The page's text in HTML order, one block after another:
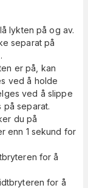
lykten på og av.
separat på
er på, kan
ved å holde
ved å slippe
på separat.
du på
enn 1 sekund for
for å
for å